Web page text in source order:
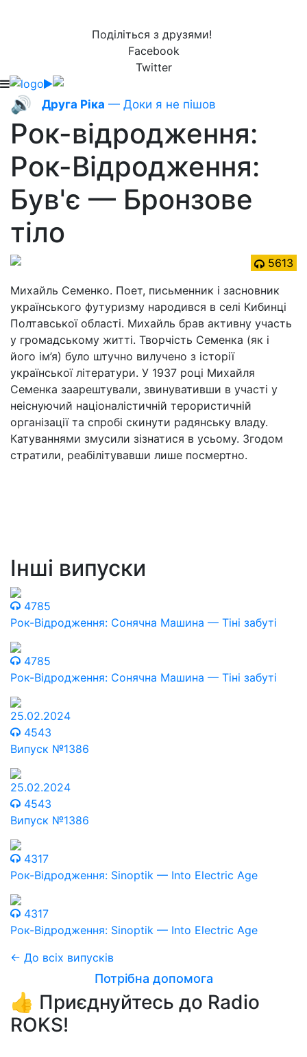
Поділіться з друзями!
Facebook
Twitter
🔊 Друга Ріка — Доки я не пішов
Рок-відродження:
Рок-Відродження:
Був'є — Бронзове
тіло
5613
Михайль Семенко. Поет, письменник і засновник
українського футуризму народився в селі Кибинці
Полтавської області. Михайль брав активну участь
у громадському житті. Творчість Семенка (як і
його ім’я) було штучно вилучено з історії
української літератури. У 1937 році Михайля
Семенка заарештували, звинувативши в участі у
неіснуючий націоналістичній терористичній
організації та спробі скинути радянську владу.
Катуваннями змусили зізнатися в усьому. Згодом
стратили, реабілітувавши лише посмертно.
Інші випуски
4785
Рок-Відродження: Сонячна Машина — Тіні забуті
4785
Рок-Відродження: Сонячна Машина — Тіні забуті
25.02.2024
4543
Випуск №1386
25.02.2024
4543
Випуск №1386
4317
Рок-Відродження: Sinoptik — Into Electric Age
4317
Рок-Відродження: Sinoptik — Into Electric Age
← До всіх випусків
Потрібна допомога
👍 Приєднуйтесь до Radio
ROKS!